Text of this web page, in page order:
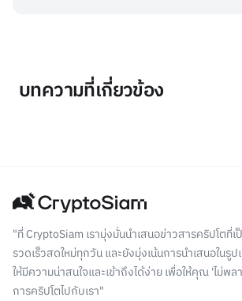
บทความที่เกี่ยวข้อง
"ที่ CryptoSiam เรามุ่งมั่นนำเสนอข่าวสารคริปโตที่เ
รวดเร็วสดใหม่ทุกวัน และยังมุ่งเน้นการนำเสนอในรู
ให้มีความน่าสนใจและเข้าถึงได้ง่าย เพื่อให้คุณ 'ไม่พ
การคริปโตไปกับเรา"